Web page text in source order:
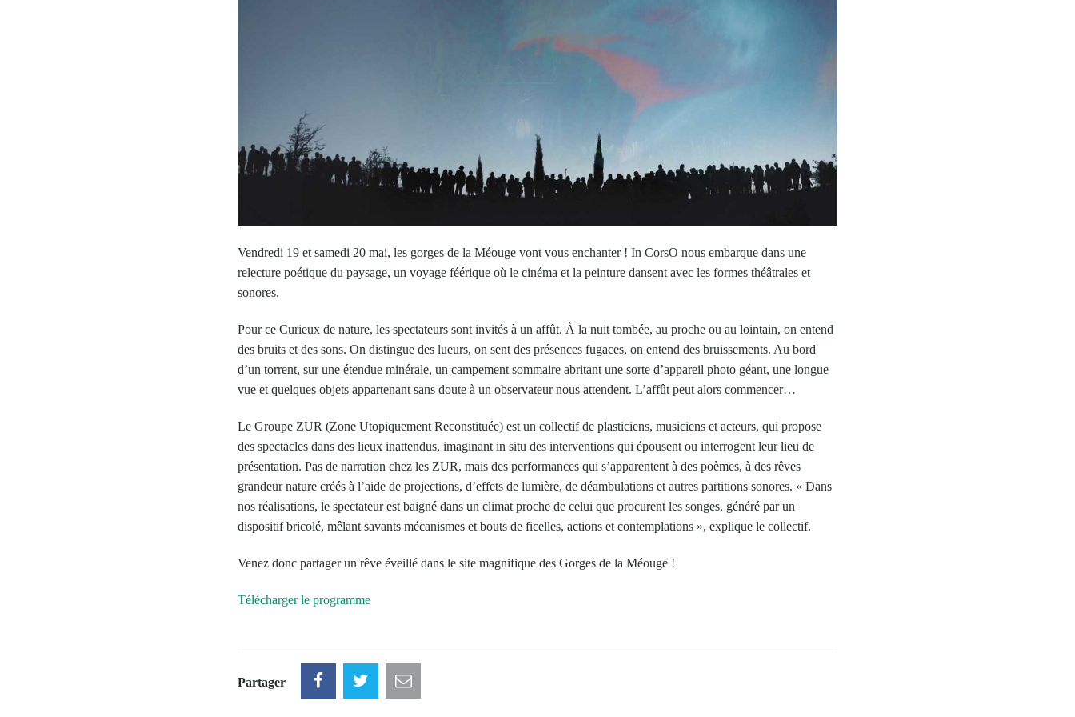
Vendredi 19 et samedi 20 mai, les gorges de la Méouge vont vous enchanter ! In CorsO nous embarque dans une
relecture poétique du paysage, un voyage féérique où le cinéma et la peinture dansent avec les formes théâtrales et
sonores.
Pour ce Curieux de nature, les spectateurs sont invités à un affût. À la nuit tombée, au proche ou au lointain, on entend
des bruits et des sons. On distingue des lueurs, on sent des présences fugaces, on entend des bruissements. Au bord
d’un torrent, sur une étendue minérale, un campement sommaire abritant une sorte d’appareil photo géant, une longue
vue et quelques objets appartenant sans doute à un observateur nous attendent. L’affût peut alors commencer…
Le Groupe ZUR (Zone Utopiquement Reconstituée) est un collectif de plasticiens, musiciens et acteurs, qui propose
des spectacles dans des lieux inattendus, imaginant in situ des interventions qui épousent ou interrogent leur lieu de
présentation. Pas de narration chez les ZUR, mais des performances qui s’apparentent à des poèmes, à des rêves
grandeur nature créés à l’aide de projections, d’effets de lumière, de déambulations et autres partitions sonores. « Dans
nos réalisations, le spectateur est baigné dans un climat proche de celui que procurent les songes, généré par un
dispositif bricolé, mêlant savants mécanismes et bouts de ficelles, actions et contemplations », explique le collectif.
Venez donc partager un rêve éveillé dans le site magnifique des Gorges de la Méouge !
Télécharger le programme
Partager